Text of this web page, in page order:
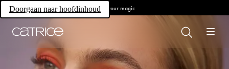
Doorgaan naar hoofdinhoudOwn your magic